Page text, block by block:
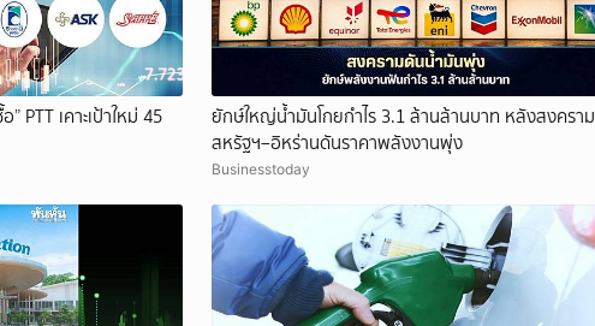
PTT เคาะเป้าใหม่ 45
ยักษ์ใหญ่น้ำมันโกยกำไร 3.1 ล้านล้านบาท หลังสงคราม
สหรัฐฯ–อิหร่านดันราคาพลังงานพุ่ง
Businesstoday